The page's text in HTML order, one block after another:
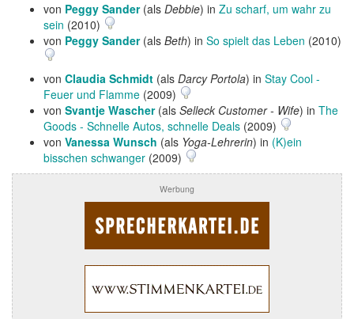
von Peggy Sander(als Debbie) in Zu scharf, um wahr zu
sein (2010)
von Peggy Sander(als Beth) in So spielt das Leben (2010)
von Claudia Schmidt (als Darcy Portola) in Stay Cool -
Feuer und Flamme (2009)
von Svantje Wascher(als Selleck Customer - Wife) in The
Goods - Schnelle Autos, schnelle Deals (2009)
von Vanessa Wunsch (als Yoga-Lehrerin) in (K)ein
bisschen schwanger (2009)
Werbung